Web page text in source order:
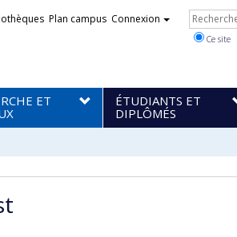
Plan campus Connexion
Ce site
ET
ÉTUDIANTS ET
DIPLÔMÉS